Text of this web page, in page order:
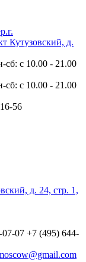
Кутузовский, д.
сб: с 10.00 - 21.00
сб: с 10.00 - 21.00
56
д. 24, стр. 1,
+7 (495) 644-